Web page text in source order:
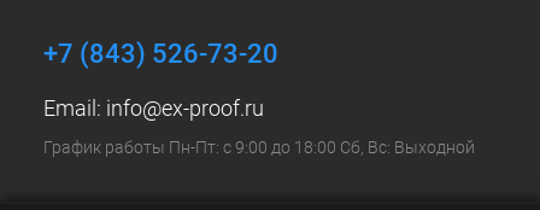
+7 (843) 526-73-20
Email: info@ex-proof.ru
График работы Пн-Пт: с 9:00 до 18:00 Сб, Вс: Выходной